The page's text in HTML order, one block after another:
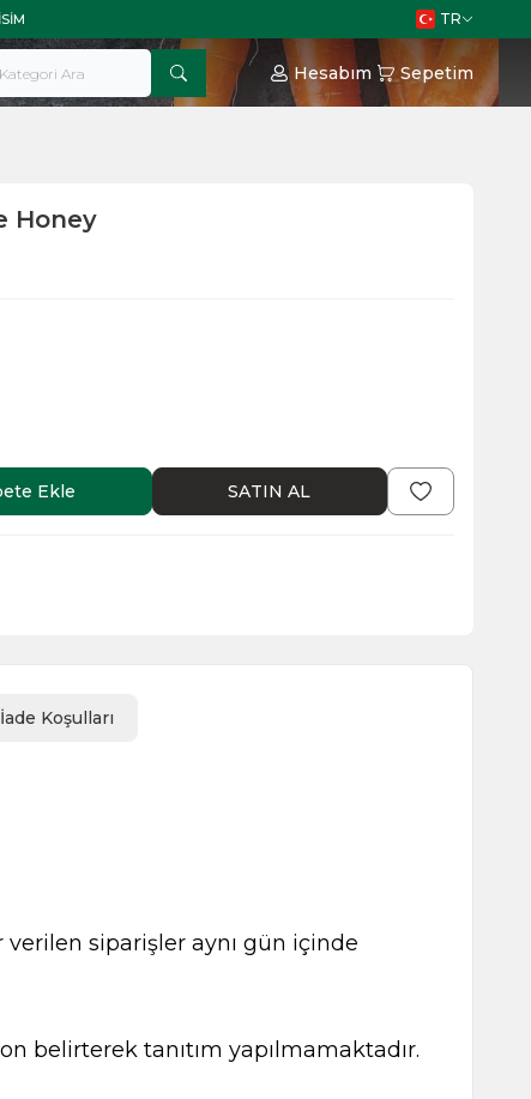
TR
Hesabım Sepetim
Honey
Ekle SATIN AL
İade Koşulları
siparişler aynı gün içinde
belirterek tanıtım yapılmamaktadır.